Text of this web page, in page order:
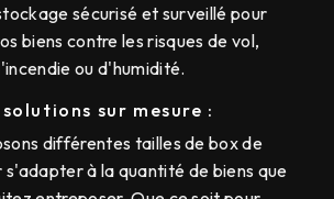
sécurisé et surveillé pour
biens contre les risques de vol,
ou d'humidité.
solutions sur mesure :
différentes tailles de box de
à la quantité de biens que